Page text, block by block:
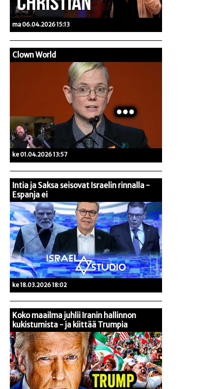
ma 06.04.2026 15:13
Clown World
ke 01.04.2026 13:57
Intia ja Saksa seisovat Israelin rinnalla -
Espanja ei
ke 18.03.2026 18:02
Koko maailma juhlii Iranin hallinnon
kukistumista - ja kiittää Trumpia